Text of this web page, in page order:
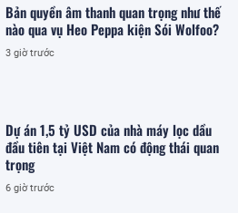
Bản quyền âm thanh quan trọng như thế
nào qua vụ Heo Peppa kiện Sói Wolfoo?
3 giờ trước
Dự án 1,5 tỷ USD của nhà máy lọc dầu
đầu tiên tại Việt Nam có động thái quan
trọng
6 giờ trước